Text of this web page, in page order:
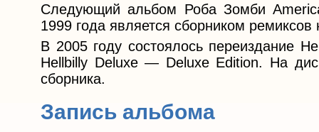
Следующий альбом Роба Зомби
1999 года является сборником
В 2005 году состоялось переиздание
Hellbilly Deluxe — Deluxe Edition. На
сборника.
Запись альбома